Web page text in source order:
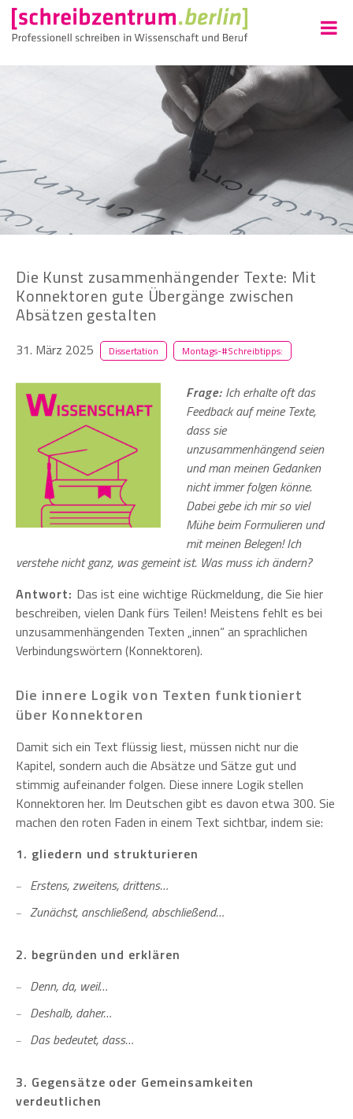
Die Kunst zusammenhängender Texte: Mit
Konnektoren gute Übergänge zwischen
Absätzen gestalten
31. März 2025 Dissertation Montags-#Schreibtipps:
Frage: Ich erhalte oft das
Feedback auf meine Texte,
dass sie
unzusammenhängend seien
und man meinen Gedanken
nicht immer folgen könne.
Dabei gebe ich mir so viel
Mühe beim Formulieren und
mit meinen Belegen! Ich
verstehe nicht ganz, was gemeint ist. Was muss ich ändern?
Antwort: Das ist eine wichtige Rückmeldung, die Sie hier
beschreiben, vielen Dank fürs Teilen! Meistens fehlt es bei
unzusammenhängenden Texten „innen“ an sprachlichen
Verbindungswörtern (Konnektoren).
Die innere Logik von Texten funktioniert
über Konnektoren
Damit sich ein Text flüssig liest, müssen nicht nur die
Kapitel, sondern auch die Absätze und Sätze gut und
stimmig aufeinander folgen. Diese innere Logik stellen
Konnektoren her. Im Deutschen gibt es davon etwa 300. Sie
machen den roten Faden in einem Text sichtbar, indem sie:
1. gliedern und strukturieren
Erstens, zweitens, drittens…
Zunächst, anschließend, abschließend…
2. begründen und erklären
Denn, da, weil…
Deshalb, daher…
Das bedeutet, dass…
3. Gegensätze oder Gemeinsamkeiten
verdeutlichen